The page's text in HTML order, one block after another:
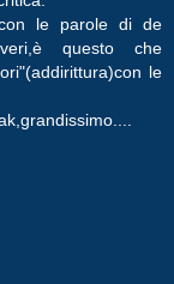
le parole di de
questo che
le